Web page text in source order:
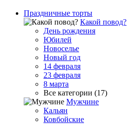
Праздничные торты
Какой повод?
День рождения
Юбилей
Новоселье
Новый год
14 февраля
23 февраля
8 марта
Все категории (17)
Мужчине
Кальян
Ковбойские